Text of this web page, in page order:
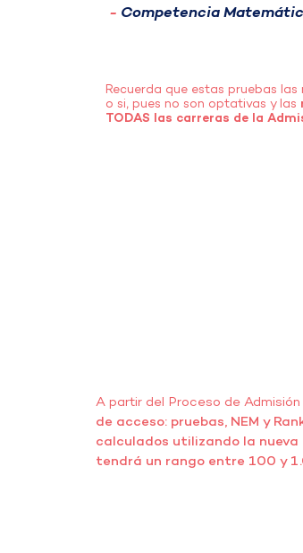
- Competencia
Recuerda que estas pruebas las
o si, pues no son optativas y las
TODAS las carreras de la
A partir del Proceso de Admisión
de acceso: pruebas, NEM y
calculados utilizando la
tendrá un rango entre 100 y